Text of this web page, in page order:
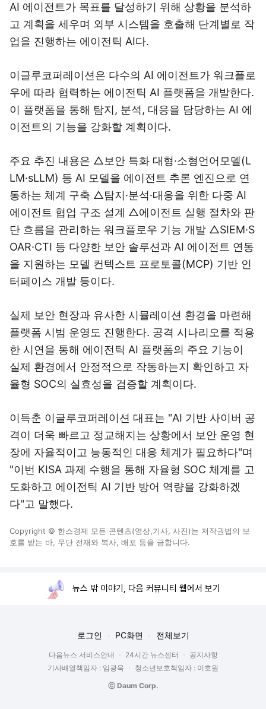
AI 에이전트가 목표를 달성하기 위해 상황을 분석하
고 계획을 세우며 외부 시스템을 호출해 단계별로 작
업을 진행하는 에이전틱 AI다.
이글루코퍼레이션은 다수의 AI 에이전트가 워크플로
우에 따라 협력하는 에이전틱 AI 플랫폼을 개발한다.
이 플랫폼을 통해 탐지, 분석, 대응을 담당하는 AI 에
이전트의 기능을 강화할 계획이다.
주요 추진 내용은 △보안 특화 대형·소형언어모델(L
LM·sLLM) 등 AI 모델을 에이전트 추론 엔진으로 연
동하는 체계 구축 △탐지·분석·대응을 위한 다중 AI
에이전트 협업 구조 설계 △에이전트 실행 절차와 판
단 흐름을 관리하는 워크플로우 기능 개발 △SIEM·S
OAR·CTI 등 다양한 보안 솔루션과 AI 에이전트 연동
을 지원하는 모델 컨텍스트 프로토콜(MCP) 기반 인
터페이스 개발 등이다.
실제 보안 현장과 유사한 시뮬레이션 환경을 마련해
플랫폼 시범 운영도 진행한다. 공격 시나리오를 적용
한 시연을 통해 에이전틱 AI 플랫폼의 주요 기능이
실제 환경에서 안정적으로 작동하는지 확인하고 자
율형 SOC의 실효성을 검증할 계획이다.
이득춘 이글루코퍼레이션 대표는 "AI 기반 사이버 공
격이 더욱 빠르고 정교해지는 상황에서 보안 운영 현
장에 자율적이고 능동적인 대응 체계가 필요하다"며
"이번 KISA 과제 수행을 통해 자율형 SOC 체계를 고
도화하고 에이전틱 AI 기반 방어 역량을 강화하겠
다"고 말했다.
Copyright © 한스경제 모든 콘텐츠(영상,기사, 사진)는 저작권법의 보
호를 받는 바, 무단 전재와 복사, 배포 등을 금합니다.
뉴스 밖 이야기, 다음 커뮤니티 웹에서 보기
로그인 PC화면 전체보기
다음뉴스 서비스안내 24시간 뉴스센터
공지사항
기사배열책임자 : 임광욱
청소년보호책임자 : 이호원
ⓒ Daum Corp.